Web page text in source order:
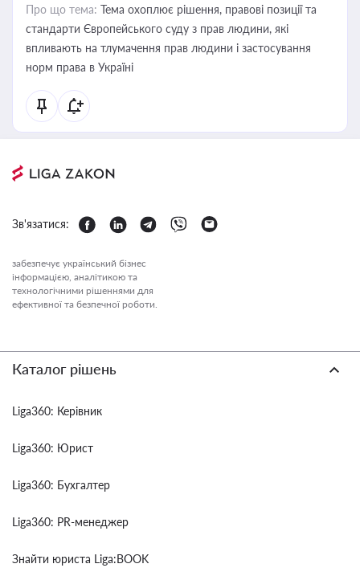
Про що тема: Тема охоплює рішення, правові позиції та
стандарти Європейського суду з прав людини, які
впливають на тлумачення прав людини і застосування
норм права в Україні
Зв'язатися:
забезпечує український бізнес
інформацією, аналітикою та
технологічними рішеннями для
ефективної та безпечної роботи.
Каталог рішень
Liga360: Керівник
Liga360: Юрист
Liga360: Бухгалтер
Liga360: PR-менеджер
Знайти юриста Liga:BOOK